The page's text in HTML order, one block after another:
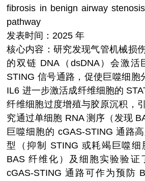
fibrosis in benign airway
pathway
发表时间：2025 年
核心内容：研究发现气管机械损
的双链 DNA（dsDNA）会激活
STING 信号通路，促使巨噬细胞
IL6 进一步激活成纤维细胞的
纤维细胞过度增殖与胶原沉积，
究通过单细胞 RNA 测序（发现
巨噬细胞的 cGAS-STING 通路
型（抑制 STING 或耗竭巨噬
BAS 纤维化）及细胞实验验证
cGAS-STING 通路可作为预防